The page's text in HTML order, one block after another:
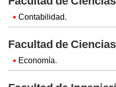
Contabilidad.
Facultad de
Economía.